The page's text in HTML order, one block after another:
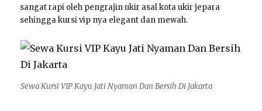
sangat rapi oleh pengrajin ukir asal kota ukir jepara
sehingga kursi vip nya elegant dan mewah.
Sewa Kursi VIP Kayu Jati Nyaman Dan Bersih Di Jakarta